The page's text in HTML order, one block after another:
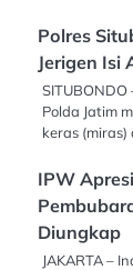
Polres
Jerigen Isi
SITUBONDO
Polda Jatim
keras
IPW
Diungkap
JAKARTA –